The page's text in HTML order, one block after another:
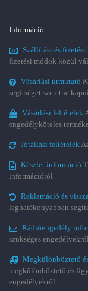
Információ
Szállítási és fizetési
fizetési módok közül
Vásárlási útmutató
segítséget szeretne
Vásárlási feltételek
engedélyköteles
Jótállási feltételek
Készlet információ
információról
Reklamáció és
leghatékonyabban
Rádióengedély
szükséges engedélyekről
Megkülönböztető
megkülönböztető és
engedélyekről